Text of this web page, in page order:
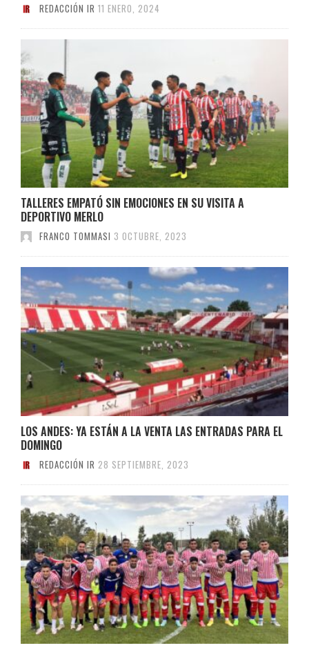
REDACCIÓN IR 11 ENERO, 2024
TALLERES EMPATÓ SIN EMOCIONES EN SU VISITA A
DEPORTIVO MERLO
FRANCO TOMMASI 3 OCTUBRE, 2023
LOS ANDES: YA ESTÁN A LA VENTA LAS ENTRADAS PARA EL
DOMINGO
REDACCIÓN IR 28 SEPTIEMBRE, 2023